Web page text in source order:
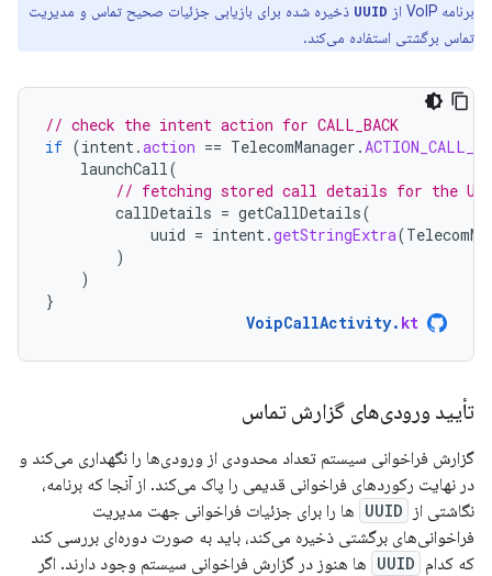
برنامه VoIP از
UUID ذخیره شده برای بازیابی جزئیات صحیح تماس و مدیریت
تماس برگشتی استفاده می‌کند.
// check the intent action for CALL_BACK
if (intent.action == TelecomManager .
launchCall(
// fetching stored call details for the
callDetails = getCallDetails(
uuid = intent.getStringExtra(
)
)
}
VoipCallActivity. kt
تأیید ورودی‌های گزارش تماس
گزارش فراخوانی سیستم تعداد محدودی از ورودی‌ها را نگهداری می‌کند و
در نهایت رکوردهای فراخوانی قدیمی را پاک می‌کند. از آنجا که برنامه،
نگاشتی از
UUID ها را برای جزئیات فراخوانی جهت مدیریت
فراخوانی‌های برگشتی ذخیره می‌کند، باید به صورت دوره‌ای بررسی کند
که کدام UUID ها هنوز در گزارش فراخوانی سیستم وجود دارند. اگر